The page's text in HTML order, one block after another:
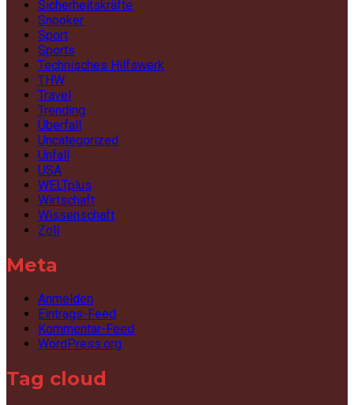
Sicherheitskräfte
Snooker
Sport
Sports
Technisches Hilfswerk
THW
Travel
Trending
Überfall
Uncategorized
Unfall
USA
WELTplus
Wirtschaft
Wissenschaft
Zoll
Meta
Anmelden
Eintrags-Feed
Kommentar-Feed
WordPress.org
Tag cloud